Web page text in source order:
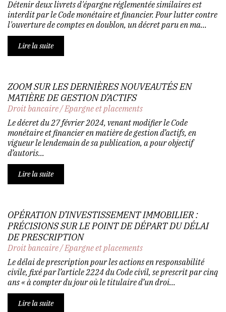
Détenir deux livrets d'épargne réglementée similaires est
interdit par le Code monétaire et financier. Pour lutter contre
l'ouverture de comptes en doublon, un décret paru en ma...
Lire la suite
ZOOM SUR LES DERNIÈRES NOUVEAUTÉS EN
MATIÈRE DE GESTION D’ACTIFS
Droit bancaire/Epargne et placements
Le décret du 27 février 2024, venant modifier le Code
monétaire et financier en matière de gestion d’actifs, en
vigueur le lendemain de sa publication, a pour objectif
d’autoris...
Lire la suite
OPÉRATION D’INVESTISSEMENT IMMOBILIER :
PRÉCISIONS SUR LE POINT DE DÉPART DU DÉLAI
DE PRESCRIPTION
Droit bancaire/Epargne et placements
Le délai de prescription pour les actions en responsabilité
civile, fixé par l’article 2224 du Code civil, se prescrit par cinq
ans « à compter du jour où le titulaire d’un droi...
Lire la suite